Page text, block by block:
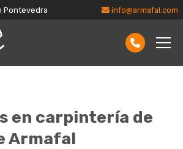
Pontevedra info@armafal.com
en carpintería de
Armafal